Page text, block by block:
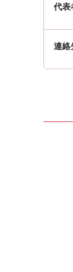
代表
連絡